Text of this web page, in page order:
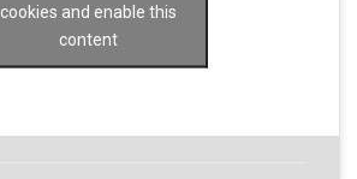
cookies and enable this
content